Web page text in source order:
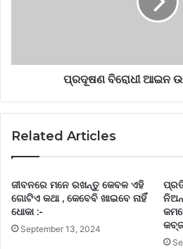
ପ୍ରଦୂଷଣ ବିରୋଧୀ ଆଇନ
Related Articles
ଜୀବନରେ ମନେ ରଖନ୍ତୁ କେବଳ ଏହି
ଗୋଟିଏ କଥା , କେବେବି ଖାଇବେ ନାହିଁ
ଧୋକା :-
September 13, 2024
କବ୍ଜ